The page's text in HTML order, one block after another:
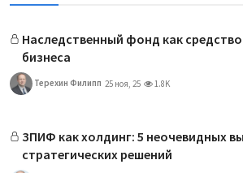
Наследственный фонд как
бизнеса
Терехин Филипп 25 ноя, 25 1.8K
ЗПИФ как холдинг: 5 неочевидных
стратегических решений